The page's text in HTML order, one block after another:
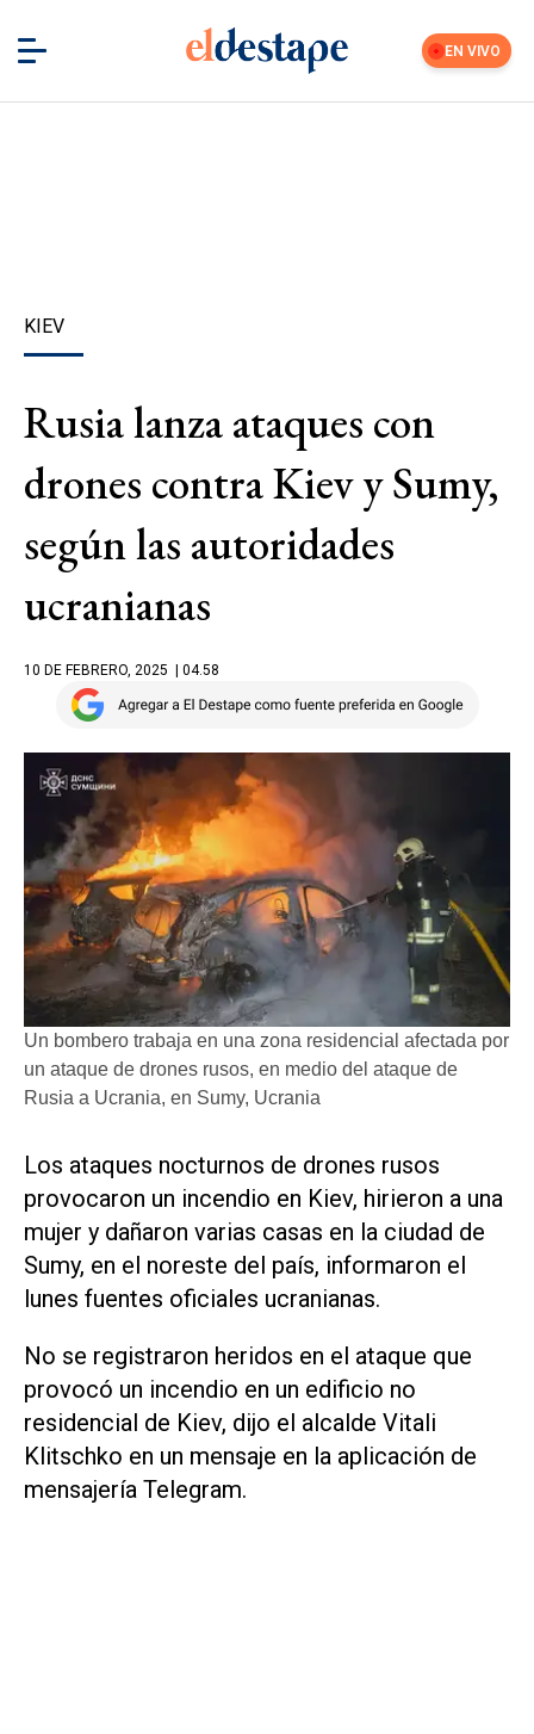
EN VIVO
KIEV
Rusia lanza ataques con
drones contra Kiev y Sumy,
según las autoridades
ucranianas
10 DE FEBRERO, 2025 | 04.58
Un bombero trabaja en una zona residencial afectada por
un ataque de drones rusos, en medio del ataque de
Rusia a Ucrania, en Sumy, Ucrania
Los ataques nocturnos de drones rusos
provocaron un incendio en Kiev, hirieron a una
mujer y dañaron varias casas en la ciudad de
Sumy, en el noreste del país, informaron el
lunes fuentes oficiales ucranianas.
No se registraron heridos en el ataque que
provocó un incendio en un edificio no
residencial de Kiev, dijo el alcalde Vitali
Klitschko en un mensaje en la aplicación de
mensajería Telegram.